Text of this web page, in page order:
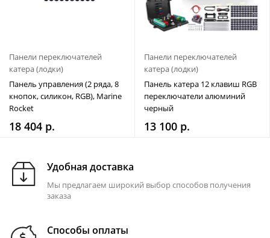
Панели переключателей
катера (лодки)
Панель управления (2 ряда, 8
кнопок, силикон, RGB), Marine
Rocket
18 404 р.
Панели переключателей
катера (лодки)
Панель катера 12 клавиш RGB
переключатели алюминий
черный
13 100 р.
Удобная доставка
Мы предлагаем широкий выбор способов получения
заказа
Способы оплаты